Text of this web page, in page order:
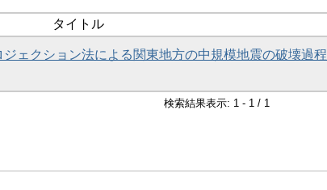
タイトル
ェクション法による関東地方の中規模地震の破壊過程
検索結果表示: 1 - 1 / 1